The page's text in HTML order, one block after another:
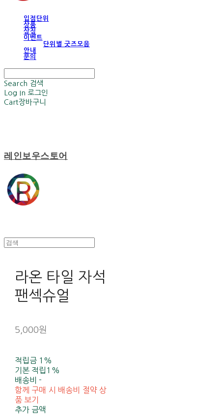
입점단위
상품
상징
이벤트
단위별 굿즈모음
안내
문의
Search 검색
Log In 로그인
Cart장바구니
레인보우스토어
라온 타일 자석
팬섹슈얼
5,000원
적립금 1%
기본 적립 1%
배송비-
함께 구매 시 배송비 절약 상
품 보기
추가 금액